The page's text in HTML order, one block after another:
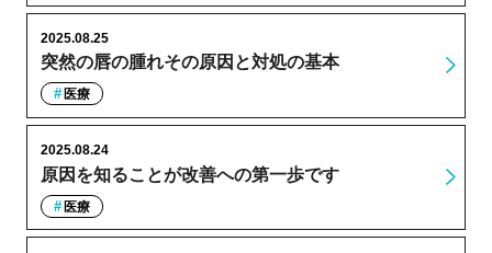
突然の唇の腫れその原因と対処の基本
2025.08.25
医療
原因を知ることが改善への第一歩です
2025.08.24
医療